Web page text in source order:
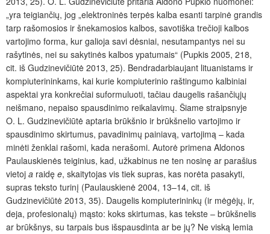
„yra teigiančių, jog „elektroninės terpės kalba esanti tarpinė grandis
tarp rašomosios ir šnekamosios kalbos, savotiška trečioji kalbos
vartojimo forma, kur galioja savi dėsniai, nesutampantys nei su
rašytinės, nei su sakytinės kalbos ypatumais“ (Pupkis 2005, 218,
cit. iš Gudzinevičiūtė 2013, 25). Bendradarbiaujant lituanistams ir
kompiuterininkams, kai kurie kompiuterinio raštingumo kalbiniai
aspektai yra konkrečiai suformuluoti, tačiau daugelis rašančiųjų
neišmano, nepaiso spausdinimo reikalavimų. Šiame straipsnyje
O. L. Gudzinevičiūtė aptaria brūkšnio ir brūkšnelio vartojimo ir
spausdinimo skirtumus, pavadinimų painiavą, vartojimą – kada
minėti ženklai rašomi, kada nerašomi. Autorė primena Aldonos
Paulauskienės teiginius, kad, užkabinus ne ten nosinę ar parašius
vietoj a raidę e, skaitytojas vis tiek supras, kas norėta pasakyti,
supras teksto turinį (Paulauskienė 2004, 13–14, cit. iš
Gudzinevičiūtė 2013, 35). Daugelis kompiuterininkų (ir mėgėjų, ir,
deja, profesionalų) mąsto: koks skirtumas, kas tekste – brūkšnelis
ar brūkšnys, su tarpais bus išspausdinta ar be jų? Ne viską lemia